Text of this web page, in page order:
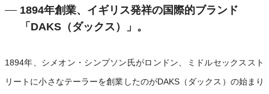
1894年創業、イギリス発祥の国際的ブランド
「DAKS（ダックス）」。
1894年、シメオン・シンプソン氏がロンドン、ミドルセックススト
リートに小さなテーラーを創業したのがDAKS（ダックス）の始まり